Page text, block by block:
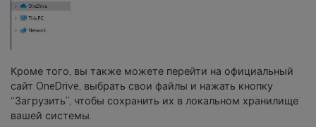
Кроме того, вы также можете перейти на официальный
сайт OneDrive, выбрать свои файлы и нажать кнопку
“Загрузить”, чтобы сохранить их в локальном хранилище
вашей системы.